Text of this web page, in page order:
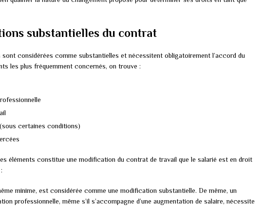
substantielles du contrat
considérées comme substantielles et nécessitent obligatoirement l’accord du
les plus fréquemment concernés, on trouve :
certaines conditions)
éléments constitue une modification du contrat de travail que le salarié est en droit
minime, est considérée comme une modification substantielle. De même, un
professionnelle, même s’il s’accompagne d’une augmentation de salaire, nécessite